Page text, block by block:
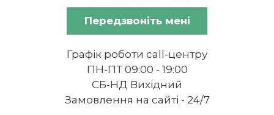
Передзвоніть мені
Графік роботи call-центру
ПН-ПТ 09:00 - 19:00
СБ-НД Вихідний
Замовлення на сайті - 24/7